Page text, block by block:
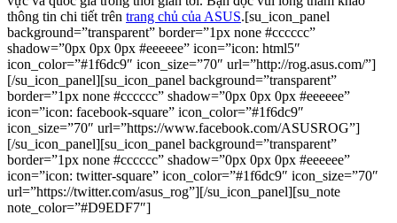
thông tin chi tiết trên trang chủ của ASUS.[su_icon_panel
background=”transparent” border=”1px none #cccccc”
shadow=”0px 0px 0px #eeeeee” icon=”icon: html5″
icon_color=”#1f6dc9″ icon_size=”70″ url=”http://rog.asus.com/”]
[/su_icon_panel][su_icon_panel background=”transparent”
border=”1px none #cccccc” shadow=”0px 0px 0px #eeeeee”
icon=”icon: facebook-square” icon_color=”#1f6dc9″
icon_size=”70″ url=”https://www.facebook.com/ASUSROG”]
[/su_icon_panel][su_icon_panel background=”transparent”
border=”1px none #cccccc” shadow=”0px 0px 0px #eeeeee”
icon=”icon: twitter-square” icon_color=”#1f6dc9″ icon_size=”70″
url=”https://twitter.com/asus_rog”][/su_icon_panel][su_note
note_color=”#D9EDF7″]